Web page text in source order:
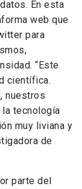
En esta
web que
para
“Este
científica.
, nuestros
tecnología
muy liviana y
de
parte del